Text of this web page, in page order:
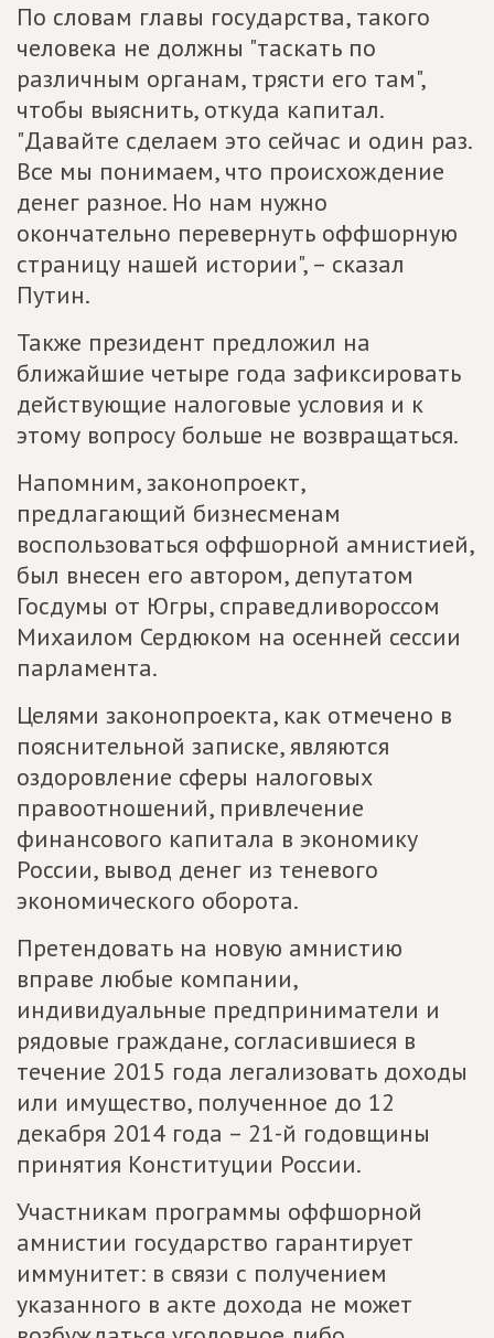
По словам главы государства, такого
человека не должны "таскать по
различным органам, трясти его там",
чтобы выяснить, откуда капитал.
"Давайте сделаем это сейчас и один раз.
Все мы понимаем, что происхождение
денег разное. Но нам нужно
окончательно перевернуть оффшорную
страницу нашей истории", – сказал
Путин.
Также президент предложил на
ближайшие четыре года зафиксировать
действующие налоговые условия и к
этому вопросу больше не возвращаться.
Напомним, законопроект,
предлагающий бизнесменам
воспользоваться оффшорной амнистией,
был внесен его автором, депутатом
Госдумы от Югры, справедливороссом
Михаилом Сердюком на осенней сессии
парламента.
Целями законопроекта, как отмечено в
пояснительной записке, являются
оздоровление сферы налоговых
правоотношений, привлечение
финансового капитала в экономику
России, вывод денег из теневого
экономического оборота.
Претендовать на новую амнистию
вправе любые компании,
индивидуальные предприниматели и
рядовые граждане, согласившиеся в
течение 2015 года легализовать доходы
или имущество, полученное до 12
декабря 2014 года – 21-й годовщины
принятия Конституции России.
Участникам программы оффшорной
амнистии государство гарантирует
иммунитет: в связи с получением
указанного в акте дохода не может